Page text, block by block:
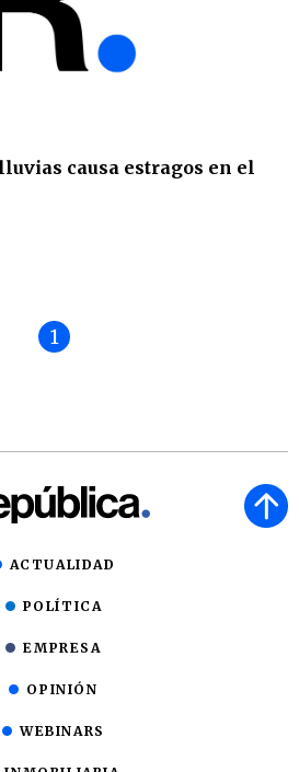
causa estragos en el
1
ACTUALIDAD
POLÍTICA
EMPRESA
OPINIÓN
WEBINARS